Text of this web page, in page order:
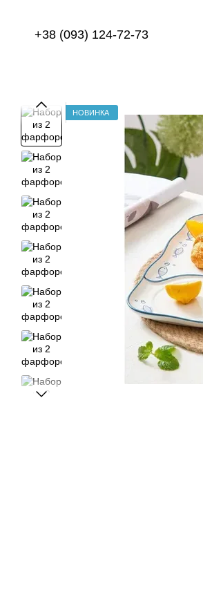
+38 (093) 124-72-73
НОВИНКА